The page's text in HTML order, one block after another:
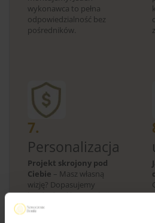
wykonawca to pełna
odpowiedzialność bez
pośredników.
7.
Personalizacja
Projekt skrojony pod
Ciebie – Masz własną
wizję? Dopasujemy
każdy detal konstrukcji
do Twoich